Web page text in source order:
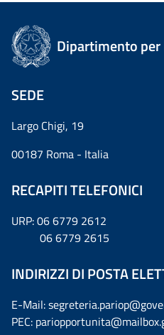
Dipartimento
SEDE
Largo Chigi, 19
00187 Roma - Italia
RECAPITI TELEFONICI
URP: 06 6779 2612
06 6779 2615
INDIRIZZI DI POSTA
E-Mail:
PEC: